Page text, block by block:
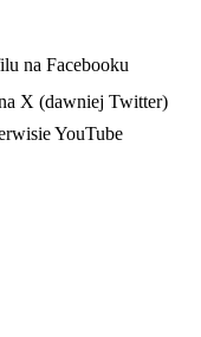
na Facebooku
X (dawniej Twitter)
YouTube